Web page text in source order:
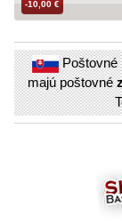
-10,00 €
Poštovné
majú poštovné